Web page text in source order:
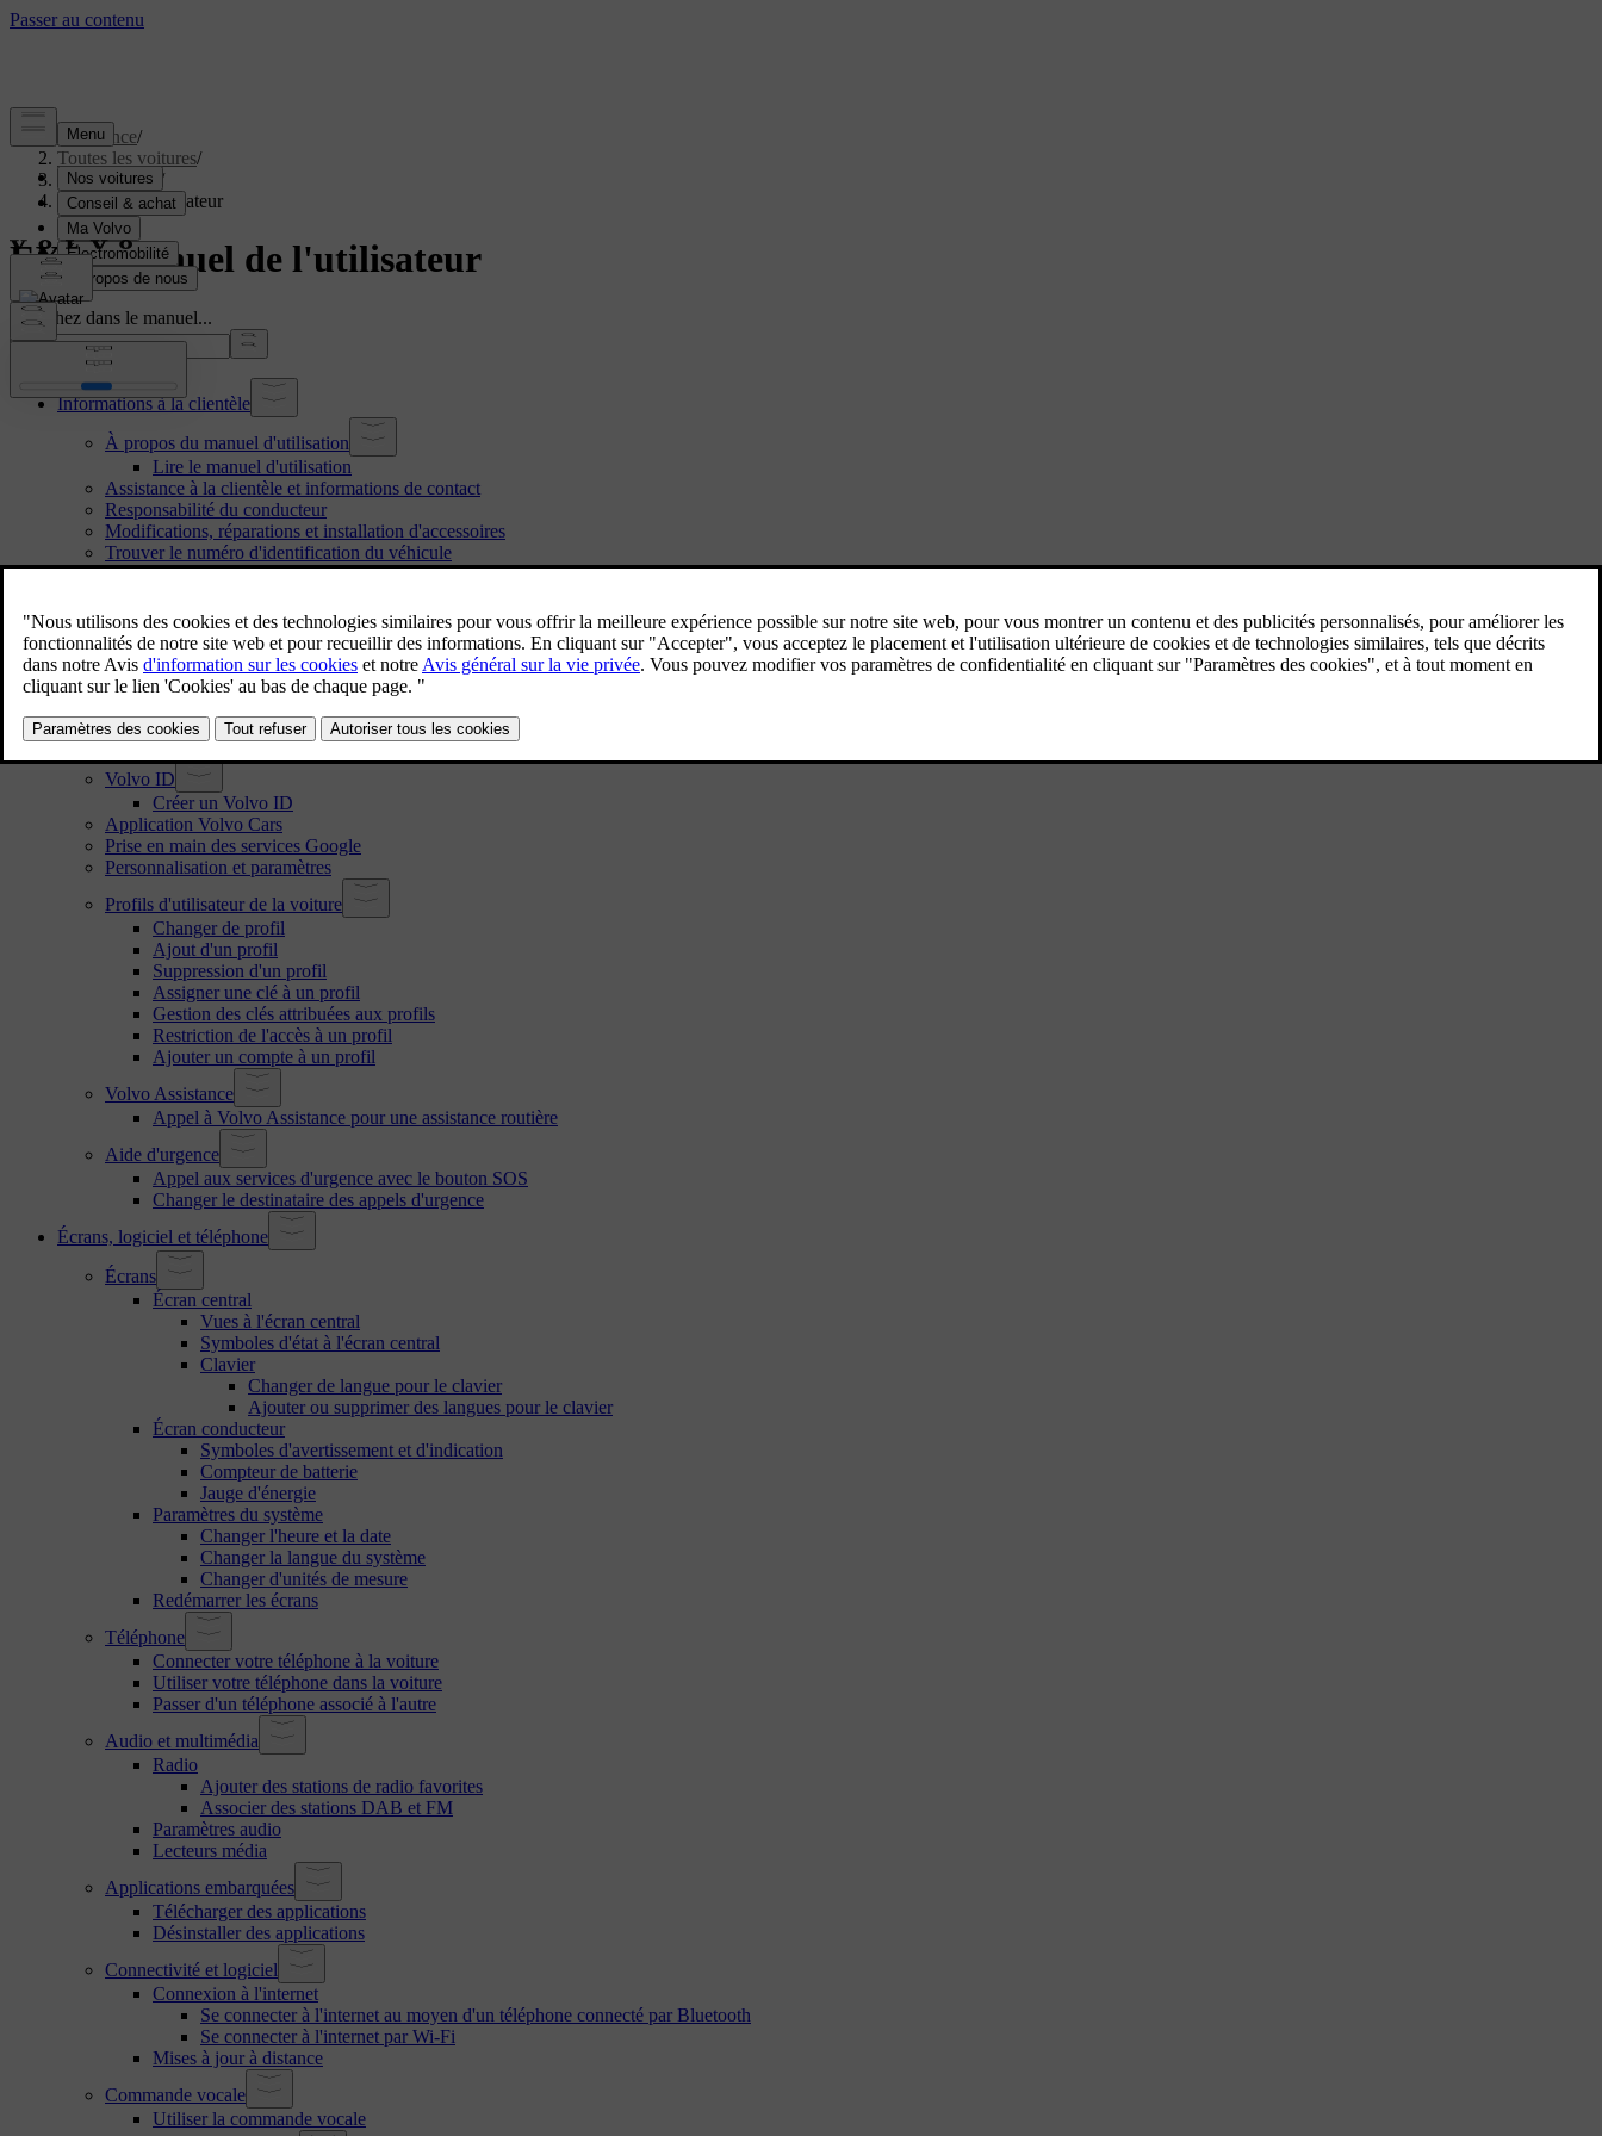
Assistance/
Toutes les voitures/
EX60 2027 /
Manuel de l'utilisateur
EX60 Manuel de l'utilisateur
Cherchez dans le manuel...
Informations à la clientèle
À propos du manuel d'utilisation
Lire le manuel d'utilisation
Assistance à la clientèle et informations de contact
Responsabilité du conducteur
Modifications, réparations et installation d'accessoires
Trouver le numéro d'identification du véhicule
Consentement aux conditions d'utilisation et à la collecte de données
À propos des services connectés et de l'usage loyal
Remplacer le propriétaire de la voiture
Réinitialiser les données d'utilisateur
Recommandation en cas de changement de région
Comptes d'utilisateur, profils et services
Configurer votre voiture pour la première fois
Volvo ID
Créer un Volvo ID
Application Volvo Cars
Prise en main des services Google
Personnalisation et paramètres
Profils d'utilisateur de la voiture
Changer de profil
Ajout d'un profil
Suppression d'un profil
Assigner une clé à un profil
Gestion des clés attribuées aux profils
Restriction de l'accès à un profil
Ajouter un compte à un profil
Volvo Assistance
Appel à Volvo Assistance pour une assistance routière
Aide d'urgence
Appel aux services d'urgence avec le bouton SOS
Changer le destinataire des appels d'urgence
Écrans, logiciel et téléphone
Écrans
Écran central
Vues à l'écran central
Symboles d'état à l'écran central
Clavier
Changer de langue pour le clavier
Ajouter ou supprimer des langues pour le clavier
Écran conducteur
Symboles d'avertissement et d'indication
Compteur de batterie
Jauge d'énergie
Paramètres du système
Changer l'heure et la date
Changer la langue du système
Changer d'unités de mesure
Redémarrer les écrans
Téléphone
Connecter votre téléphone à la voiture
Utiliser votre téléphone dans la voiture
Passer d'un téléphone associé à l'autre
Audio et multimédia
Radio
Ajouter des stations de radio favorites
Associer des stations DAB et FM
Paramètres audio
Lecteurs média
Applications embarquées
Télécharger des applications
Désinstaller des applications
Connectivité et logiciel
Connexion à l'internet
Se connecter à l'internet au moyen d'un téléphone connecté par Bluetooth
Se connecter à l'internet par Wi-Fi
Mises à jour à distance
Commande vocale
Utiliser la commande vocale